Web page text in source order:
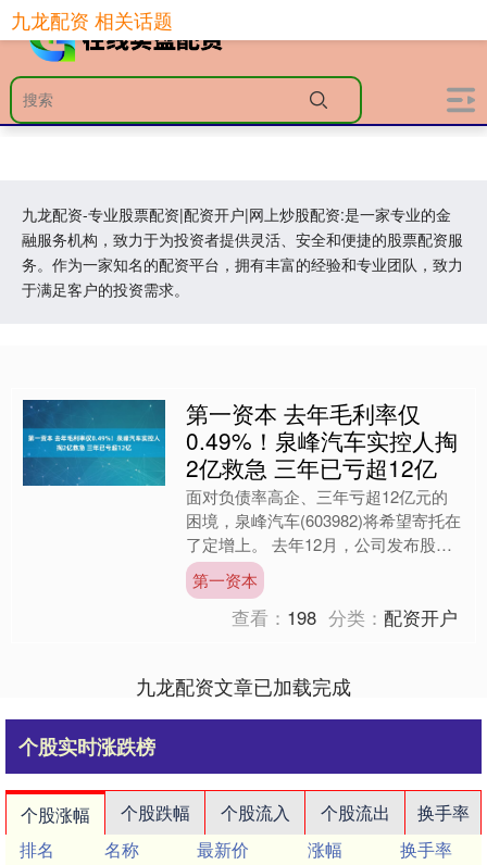
九龙配资-专业股票配资|配资开户|网上炒股配资:是一家专业的金
融服务机构，致力于为投资者提供灵活、安全和便捷的股票配资服
务。作为一家知名的配资平台，拥有丰富的经验和专业团队，致力
于满足客户的投资需求。
九龙配资 相关话题
第一资本 去年毛利率仅
0.49%！泉峰汽车实控人掏
2亿救急 三年已亏超12亿
面对负债率高企、三年亏超12亿元的
困境，泉峰汽车(603982)将希望寄托在
了定增上。 去年12月，公司发布股票
发行预案，拟向实际控制人潘龙泉控制
的德润控股，定....
第一资本
查看： 198 分类：配资开户
九龙配资文章已加载完成
个股实时涨跌榜
个股涨幅 个股跌幅 个股流入 个股流出
换手率
排名
名称 最新价 涨幅
换手率